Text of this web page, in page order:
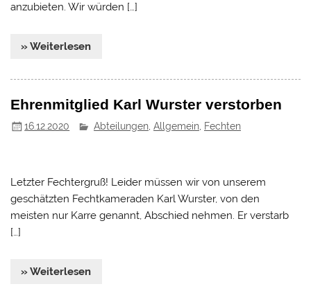
anzubieten. Wir würden […]
» Weiterlesen
Ehrenmitglied Karl Wurster verstorben
16.12.2020 Abteilungen ,Allgemein Fechten
Letzter Fechtergruß! Leider müssen wir von unserem
geschätzten Fechtkameraden Karl Wurster, von den
meisten nur Karre genannt, Abschied nehmen. Er verstarb
[…]
» Weiterlesen